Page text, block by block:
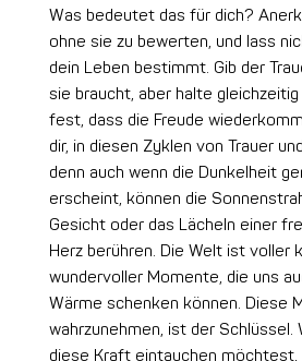
Was bedeutet das für dich?
ohne sie zu bewerten, und lass
dein Leben bestimmt. Gib der
sie braucht, aber halte
fest, dass die Freude
dir, in diesen Zyklen von Trauer
denn auch wenn die Dunkelheit
erscheint, können die
Gesicht oder das Lächeln einer
Herz berühren. Die Welt ist voller
wundervoller Momente, die uns
Wärme schenken können. Diese
wahrzunehmen, ist der Schlüssel.
diese Kraft eintauchen möchtest,